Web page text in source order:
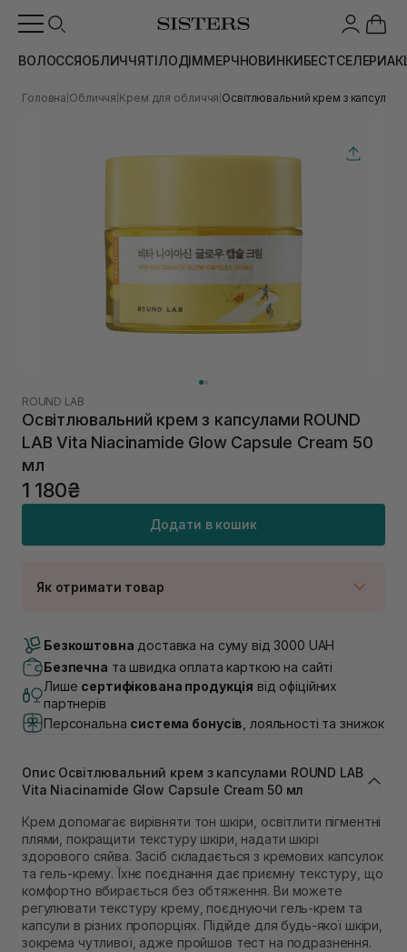
ВОЛОССЯОБЛИЧЧЯТІЛОДІММЕРЧНОВИНКИБЕСТСЕЛЕРИ
Головна Обличчя Крем для обличчя Освітлювальний крем з
ROUND LAB
Освітлювальний крем з капсулами ROUND
LAB Vita Niacinamide Glow Capsule Cream 50
мл
1 180₴
Додати в кошик
Як отримати товар
В наявності
Самовивіз м. Луцьк, вул. Винниченка 4
В наявності
Самовивіз м. Львів, вул. Академіка Підстригача, 1В
(Duck’s Lake)
В наявності
Немає в наявності!
Самовивіз м. Львів, вул. Степана Бандери 45
Самовивіз м. Рівне, вул. 16-го Липня, 15
В наявності
Самовивіз м. Рівне, вул. Кулика і Гудачека 23 (ТЦ
Екватор)
Немає в наявності!
Безкоштовна доставка на суму від 3000 UAH
Безпечна та швидка оплата карткою на сайті
Лише сертифікована продукція від офіційних
партнерів
Персональна система бонусів , лояльності та знижок
Опис Освітлювальний крем з капсулами ROUND LAB
Vita Niacinamide Glow Capsule Cream 50 мл
Крем допомагає вирівняти тон шкіри, освітлити пігментні
плями, покращити текстуру шкіри, надати шкірі
здорового сяйва. Засіб складається з кремових капсулок
та гель-крему. Їхнє поєднання дає приємну текстуру, що
комфортно вбирається без обтяження. Ви можете
регулювати текстуру крему, поєднуючи гель-крем та
капсули в різних пропорціях. Підійде для будь-якої шкіри,
зокрема чутливої, адже пройшов тест на подразнення.